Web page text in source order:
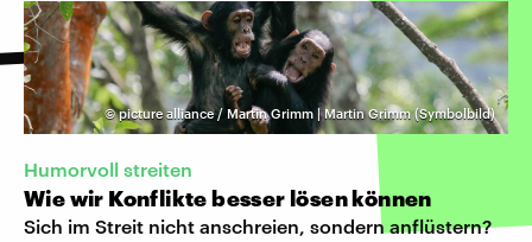
©picture alliance / Martin Grimm | Martin Grimm (Symbolbild)
Humorvoll streiten
Wie wir Konflikte besser lösen können
Sich im Streit nicht anschreien, sondern anflüstern?